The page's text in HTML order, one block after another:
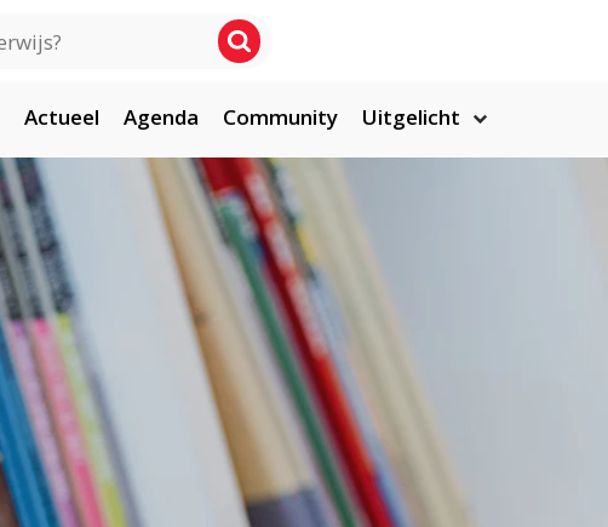
Actueel Agenda Community Uitgelicht